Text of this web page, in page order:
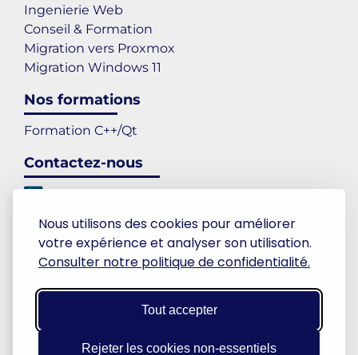
Nous utilisons des cookies pour améliorer
votre expérience et analyser son utilisation.
Consulter notre politique de confidentialité.
Tout accepter
Rejeter les cookies non-essentiels
Ingenierie Web
Conseil & Formation
Migration vers Proxmox
Migration Windows 11
Nos formations
Formation C++/Qt
Contactez-nous
+33 5.32.66.03.60
LinkedIn
Langues